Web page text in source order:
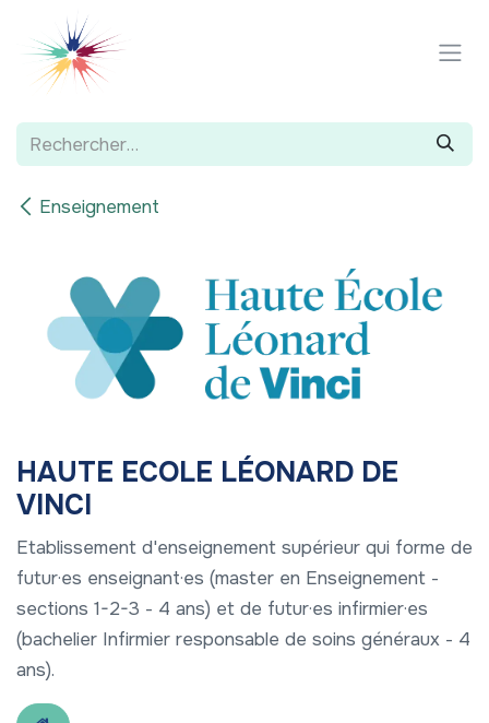
Enseignement
HAUTE ECOLE LÉONARD DE
VINCI
Etablissement d'enseignement supérieur qui forme de
futur·es enseignant·es (master en Enseignement -
sections 1-2-3 - 4 ans) et de futur·es infirmier·es
(bachelier Infirmier responsable de soins généraux - 4
ans).